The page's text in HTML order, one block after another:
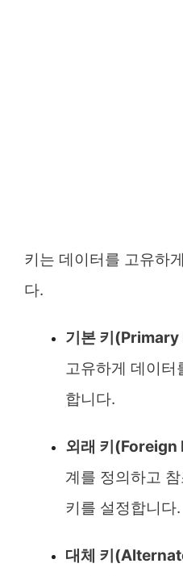
키는 데이터를 고유하
다.
기본 키(Primary
고유하게 데이터
합니다.
외래 키(Foreign
계를 정의하고
키를 설정합니다.
대체 키